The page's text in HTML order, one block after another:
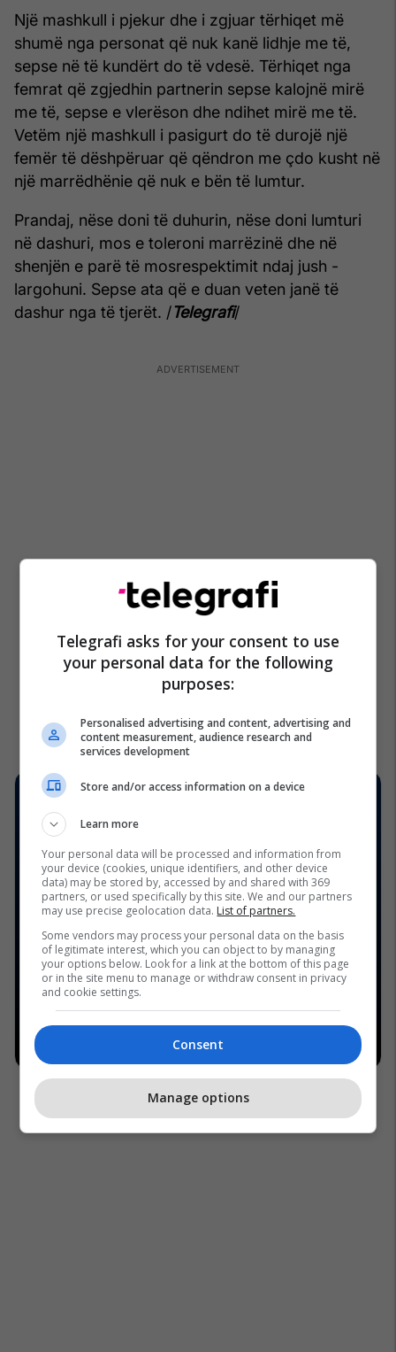
Një mashkull i pjekur dhe i zgjuar tërhiqet më
shumë nga personat që nuk kanë lidhje me të,
sepse në të kundërt do të vdesë. Tërhiqet nga
femrat që zgjedhin partnerin sepse kalojnë mirë
me të, sepse e vlerëson dhe ndihet mirë me të.
Vetëm një mashkull i pasigurt do të durojë një
femër të dëshpëruar që qëndron me çdo kusht në
një marrëdhënie që nuk e bën të lumtur.
Prandaj, nëse doni të duhurin, nëse doni lumturi
në dashuri, mos e toleroni marrëzinë dhe në
shenjën e parë të mosrespektimit ndaj jush -
largohuni. Sepse ata që e duan veten janë të
dashur nga të tjerët. /Telegrafi/
Telegrafi asks for your consent to use
your personal data for the following
purposes:
Personalised advertising and content, advertising and
content measurement, audience research and
services development
Store and/or access information on a device
Learn more
Your personal data will be processed and information from
your device (cookies, unique identifiers, and other device
data) may be stored by, accessed by and shared with 369
partners, or used specifically by this site. We and our partners
may use precise geolocation data. List of partners.
Some vendors may process your personal data on the basis
of legitimate interest, which you can object to by managing
your options below. Look for a link at the bottom of this page
or in the site menu to manage or withdraw consent in privacy
and cookie settings.
Consent
Manage options